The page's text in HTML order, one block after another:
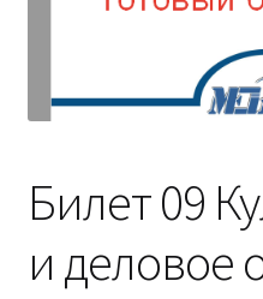
38.04.04
управление 2,5 года
Билет 09
и деловое